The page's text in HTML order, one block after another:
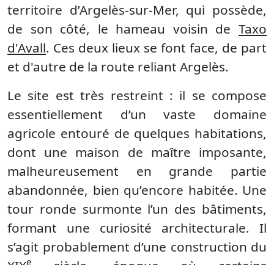
territoire d’Argelès-sur-Mer, qui possède,
de son côté, le hameau voisin de Taxo
d'Avall. Ces deux lieux se font face, de part
et d'autre de la route reliant Argelès.
Le site est très restreint : il se compose
essentiellement d’un vaste domaine
agricole entouré de quelques habitations,
dont une maison de maître imposante,
malheureusement en grande partie
abandonnée, bien qu’encore habitée. Une
tour ronde surmonte l’un des bâtiments,
formant une curiosité architecturale. Il
s’agit probablement d’une construction du
e